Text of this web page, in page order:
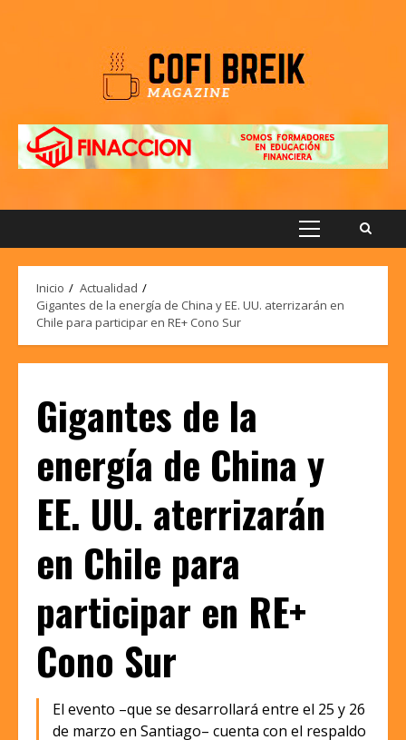
Menú
Inicio
Actualidad
Gigantes de la energía de China y EE. UU. aterrizarán en
Chile para participar en RE+ Cono Sur
Gigantes de la
energía de China y
EE. UU. aterrizarán
en Chile para
participar en RE+
Cono Sur
El evento –que se desarrollará entre el 25 y 26
de marzo en Santiago– cuenta con el respaldo